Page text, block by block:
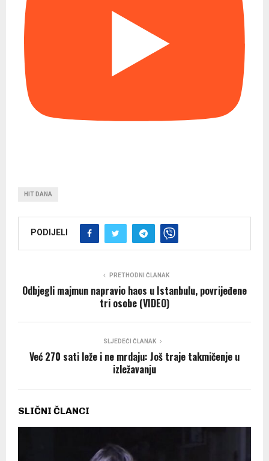
HIT DANA
PODIJELI
PRETHODNI ČLANAK
Odbjegli majmun napravio haos u Istanbulu, povrijeđene
tri osobe (VIDEO)
SLJEDEĆI ČLANAK
Već 270 sati leže i ne mrdaju: Još traje takmičenje u
izležavanju
SLIČNI ČLANCI